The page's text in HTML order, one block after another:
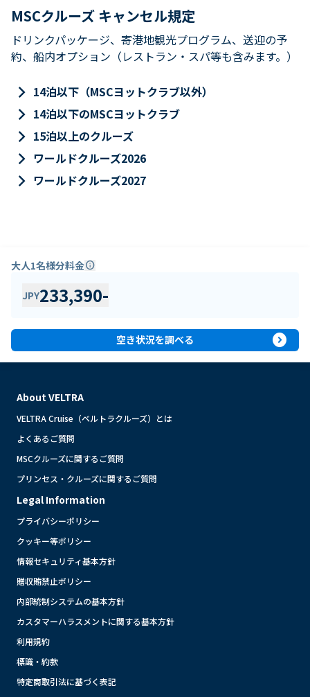
MSCクルーズ キャンセル規定
ドリンクパッケージ、寄港地観光プログラム、送迎の予
約、船内オプション（レストラン・スパ等も含みます。）
keyboard_arrow_right 14泊以下（MSCヨットクラブ以外）
keyboard_arrow_right 14泊以下のMSCヨットクラブ
keyboard_arrow_right 15泊以上のクルーズ
keyboard_arrow_right ワールドクルーズ2026
keyboard_arrow_right ワールドクルーズ2027
大人1名様分料金info
JPY233,390-
空き状況を調べる expand_circle_right
About VELTRA
VELTRA Cruise（ベルトラクルーズ）とは
よくあるご質問
MSCクルーズに関するご質問
プリンセス・クルーズに関するご質問
Legal Information
プライバシーポリシー
クッキー等ポリシー
情報セキュリティ基本方針
贈収賄禁止ポリシー
内部統制システムの基本方針
カスタマーハラスメントに関する基本方針
利用規約
標識・約款
特定商取引法に基づく表記